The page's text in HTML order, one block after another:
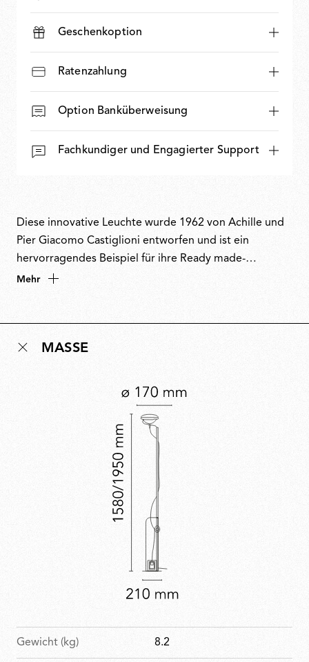
Geschenkoption
Ratenzahlung
Option Banküberweisung
Fachkundiger und Engagierter Support
Diese innovative Leuchte wurde 1962 von Achille und
Pier Giacomo Castiglioni entworfen und ist ein
hervorragendes Beispiel für ihre Ready made-
Designphilosophie. Ursprünglich von einem
Aufrollen. Diese kreative Kombination aus industriellen
Namen, der eine Anspielung auf das Wort Spielzeug
darstellt. Toio ist eine Designikone, hat mehrere
Auszeichnungen erhalten und ist Teil der ständigen
Sammlung des MoMA.
Mehr
MASSE
Gewicht (kg) 8.2